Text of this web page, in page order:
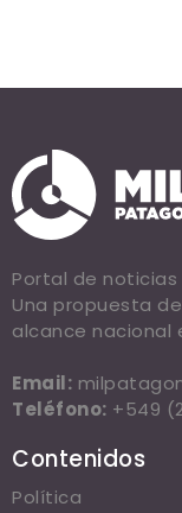
Portal de
Una propuesta
alcance nacional
Email:
Teléfono: +549
Contenidos
Política